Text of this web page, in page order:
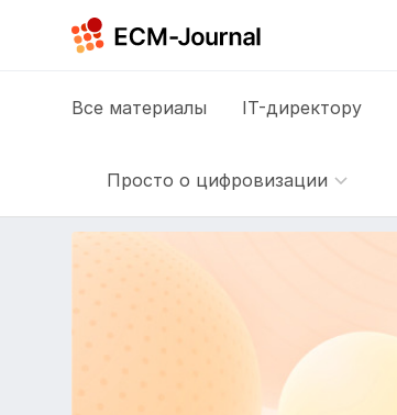
Все материалы IT-директору
Просто о цифровизации